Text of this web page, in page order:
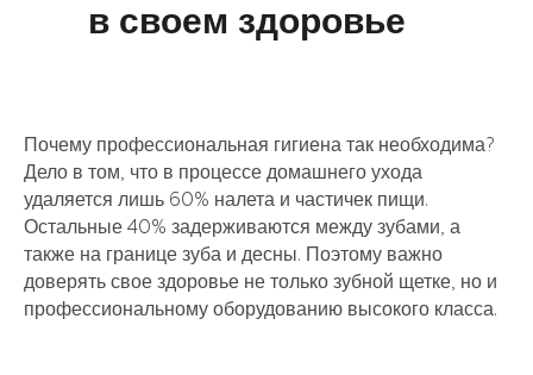
в своем здоровье
Почему профессиональная гигиена так необходима?
Дело в том, что в процессе домашнего ухода
удаляется лишь 60% налета и частичек пищи.
Остальные 40% задерживаются между зубами, а
также на границе зуба и десны. Поэтому важно
доверять свое здоровье не только зубной щетке, но и
профессиональному оборудованию высокого класса.